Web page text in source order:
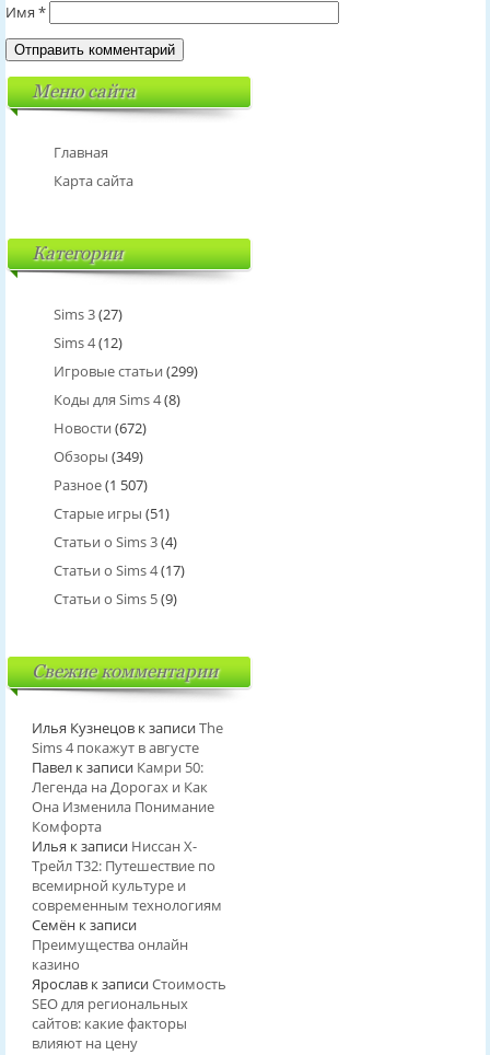
Имя *
Меню сайта
Главная
Карта сайта
Категории
Sims 3(27)
Sims 4(12)
Игровые статьи (299)
Коды для Sims 4(8)
Новости (672)
Обзоры (349)
Разное(1 507)
Старые игры (51)
Статьи о Sims 3(4)
Статьи о Sims 4(17)
Статьи о Sims 5(9)
Свежие комментарии
Илья Кузнецовк записиThe
Sims 4 покажут в августе
Павелк записи Камри 50:
Легенда на Дорогах и Как
Она Изменила Понимание
Комфорта
Илья к записи Ниссан Х-
Трейл T32: Путешествие по
всемирной культуре и
современным технологиям
Семёнк записи
Преимущества онлайн
казино
Ярославк записиСтоимость
SEO для региональных
сайтов: какие факторы
влияют на цену